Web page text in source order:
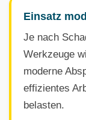
Einsatz
Je nach
Werkzeuge
moderne
effizientes
belasten.